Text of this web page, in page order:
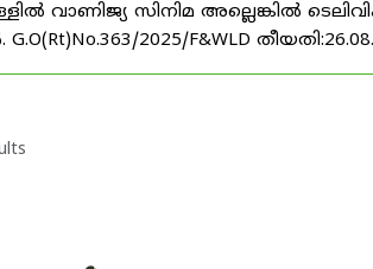
വാണിജ്യ സിനിമ അല്ലെങ്കിൽ
2025/F&WLD